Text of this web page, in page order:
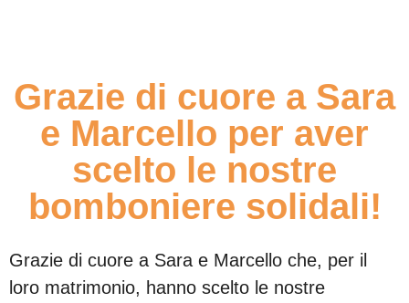
Grazie di cuore a Sara
e Marcello per aver
scelto le nostre
bomboniere solidali!
Grazie di cuore a Sara e Marcello che, per il
loro matrimonio, hanno scelto le nostre